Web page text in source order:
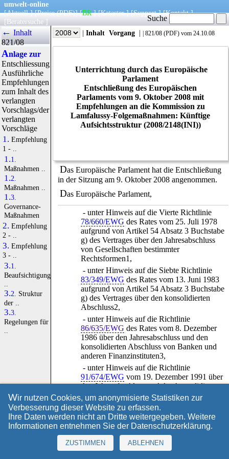
umwelt-online
[Aktuell] [Preise (PDF)] [BR] [Kataster] [Support] [Kontakt]
[ Beratersuche ]
|Info | Inhalt Vorgang | 821/08 (PDF) vom 24.10.08
Unterrichtung durch das Europäische
Parlament
Entschließung des Europäischen
Parlaments vom 9. Oktober 2008 mit
Empfehlungen an die Kommission zu
Lamfalussy-Folgemaßnahmen: Künftige
Aufsichtsstruktur (2008/2148(INI))
Das Europäische Parlament hat die Entschließung
in der Sitzung am 9. Oktober 2008 angenommen.
Das Europäische Parlament,
- unter Hinweis auf die Vierte Richtlinie
78/660/EWG des Rates vom 25. Juli 1978
aufgrund von Artikel 54 Absatz 3 Buchstabe
g) des Vertrages über den Jahresabschluss
von Gesellschaften bestimmter
Rechtsformen1,
- unter Hinweis auf die Siebte Richtlinie
83/349/EWG des Rates vom 13. Juni 1983
aufgrund von Artikel 54 Absatz 3 Buchstabe
g) des Vertrages über den konsolidierten
Abschluss2,
- unter Hinweis auf die Richtlinie
86/635/EWG des Rates vom 8. Dezember
1986 über den Jahresabschluss und den
konsolidierten Abschluss von Banken und
anderen Finanzinstituten3,
- unter Hinweis auf die Richtlinie
91/674/EWG vom 19. Dezember 1991 über
den Jahresabschluss und den konsolidierten
Abschluss von Versicherungsunternehmen4,
- unter Hinweis auf die Richtlinie
des Europäischen Parlaments und des Rates
vom 30. Mai 1994 über
Einlagensicherungssysteme5,
- unter Hinweis auf die Richtlinie
← Inhalt
821/08
Anlage zur
Entschliessung
Ausführliche
Empfehlungen
zum Inhalt des
verlangten
Vorschlags/der
verlangten
Vorschläge
1. Empfehlung
1 - ..
1.1.
Maßnahmen ..
1.2.
Maßnahmen ..
1.3.
Governance-
Maßnahmen
2. Empfehlung
2 - ..
3. Empfehlung
3 - ..
3.1.
Beaufsichtigung
3.2.
Struktur
der ..
3.3.
Regelungen für
Suche
Wir nutzen Cookies, um anonymisierte Statistiken zur
Verbesserung dieser Website zu erfassen.
Ihre Daten werden nicht an Dritte weitergegeben. Weitere
Informationen entnehmen Sie der Datenschutzerklärung.
ZUSTIMMEN ABLEHNEN